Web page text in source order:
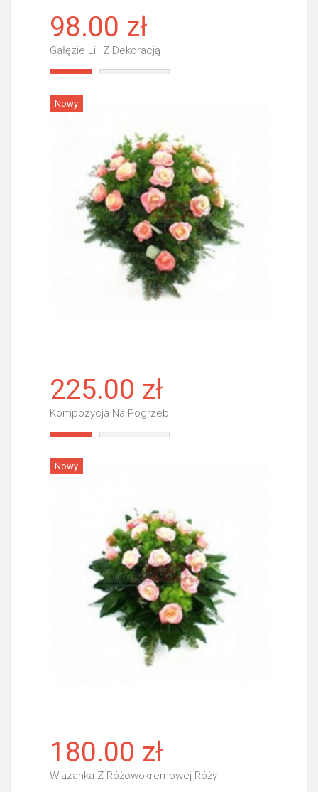
98.00 zł
Gałęzie Lili Z Dekoracją
Nowy
225.00 zł
Kompozycja Na Pogrzeb
Nowy
180.00 zł
Wiązanka Z Różowokremowej Róży